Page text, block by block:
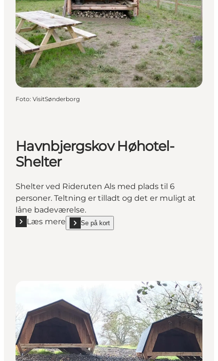
Foto: VisitSønderborg
Havnbjergskov Høhotel-
Shelter
Shelter ved Rideruten Als med plads til 6
personer. Teltning er tilladt og det er muligt at
låne badeværelse.
Læs mere
Læs mere "Havnbjergskov Høhotel-Shelter"
Se på kort
show Havnbjergskov Høhotel-Shelter on_map